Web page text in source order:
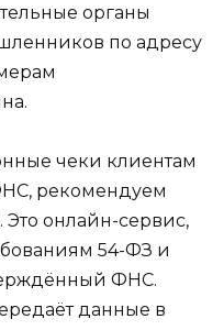
органы
по адресу
чеки клиентам
рекомендуем
онлайн-сервис,
54-ФЗ и
ФНС.
данные в